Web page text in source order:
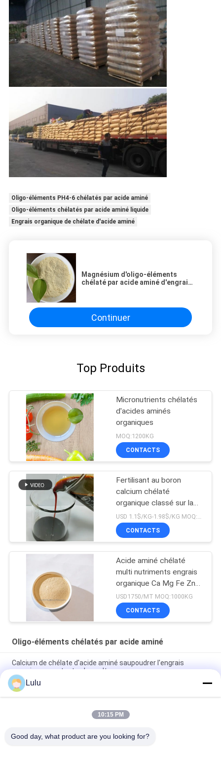
Oligo-éléments PH4-6 chélatés par acide aminé
Oligo-éléments chélatés par acide aminé liquide
Engrais organique de chélate d'acide aminé
Magnésium d'oligo-éléments
chélaté par acide aminé d'engrais
Continuer
Top Produits
Micronutrients chélatés
d'acides aminés
organiques
MOQ:1200KG
CONTACTS
Fertilisant au boron
calcium chélaté
organique classé sur la
liste OMRI
CONTACTS
Acide aminé chélaté
multi nutriments engrais
organique Ca Mg Fe Zn
Mn Cu B Mo
USD1750/MT MOQ:1000KG
CONTACTS
Oligo-éléments chélatés par acide aminé
Calcium de chélate d'acide aminé saupoudrer l'engrais
organique pour toutes les cultures
L'engrais agricole de manganèse de chélate d'acide aminé
favorisent la germination de graine
L'acide aminé chélatent les éléments micro 15% pour le
Lulu
10:15 PM
Good day, what product are you looking for?